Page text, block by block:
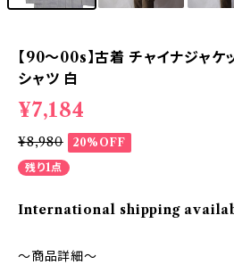
【90～00s】古着 チャイナジャケ
シャツ 白
¥7,184
¥8,980
20%OFF
残り1点
International shipping
～商品詳細～